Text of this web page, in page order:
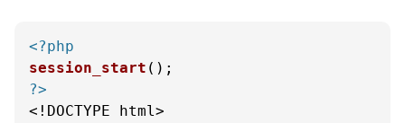
<?php
session_start
?>
<!DOCTYPE html>